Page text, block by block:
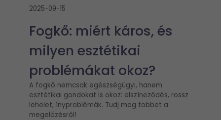
2025-09-15
Fogkő: miért káros, és
milyen esztétikai
problémákat okoz?
A fogkő nemcsak egészségügyi, hanem
esztétikai gondokat is okoz: elszíneződés, rossz
lehelet, ínyproblémák. Tudj meg többet a
megelőzésről!